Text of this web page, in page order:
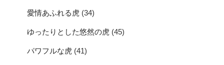
愛情あふれる虎 (34)
ゆったりとした悠然の虎 (45)
パワフルな虎 (41)